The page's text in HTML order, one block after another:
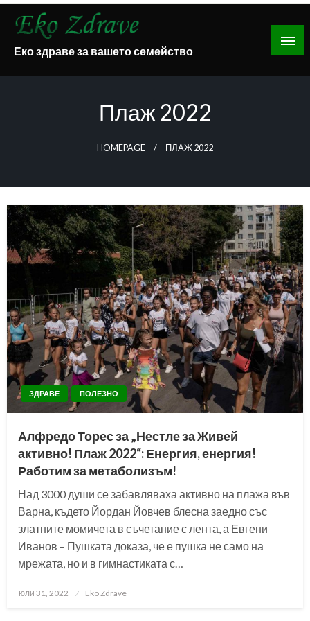
Skip
Еко здраве за вашето семейство
Плаж 2022
HOMEPAGE ПЛАЖ 2022
ЗДРАВЕ ПОЛЕЗНО
Алфредо Торес за „Нестле за Живей
активно! Плаж 2022“: Енергия, енергия!
Работим за метаболизъм!
Над 3000 души се забавляваха активно на плажа във
Варна, където Йордан Йовчев блесна заедно със
златните момичета в съчетание с лента, а Евгени
Иванов – Пушката доказа, че е пушка не само на
мрежата, но и в гимнастиката с…
Posted
юли 31, 2022 Eko Zdrave